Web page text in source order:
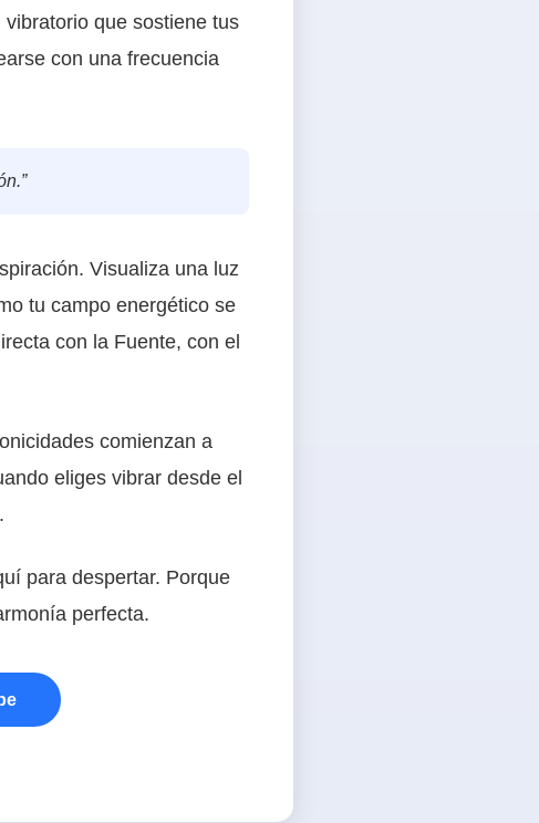
que sostiene tus
con una frecuencia
Visualiza una luz
tu campo energético se
con la Fuente, con el
comienzan a
eliges vibrar desde el
para despertar. Porque
perfecta.